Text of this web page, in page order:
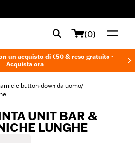
(0)
un acquisto di €50 & reso gratuito -
Acquista ora
button-down da uomo/
UNIT BAR &
LUNGHE